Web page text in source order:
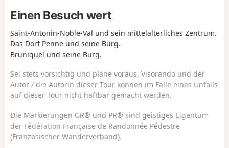
Einen Besuch wert
Saint-Antonin-Noble-Val und sein mittelalterliches Zentrum.
Das Dorf Penne und seine Burg.
Bruniquel und seine Burg.
Sei stets vorsichtig und plane voraus. Visorando und der
Autor / die Autorin dieser Tour können im Falle eines Unfalls
auf dieser Tour nicht haftbar gemacht werden.
Die Markierungen GR® und PR® sind geistiges Eigentum
der Fédération Française de Randonnée Pédestre
(Französischer Wanderverband).